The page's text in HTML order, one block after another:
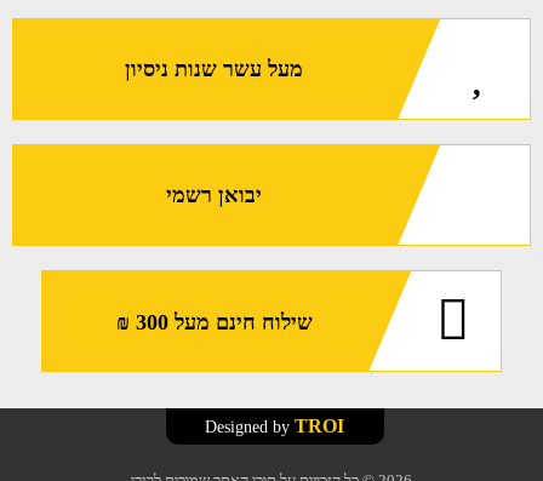
מעל עשר שנות ניסיון
יבואן רשמי
שילוח חינם מעל 300 ₪
TROI